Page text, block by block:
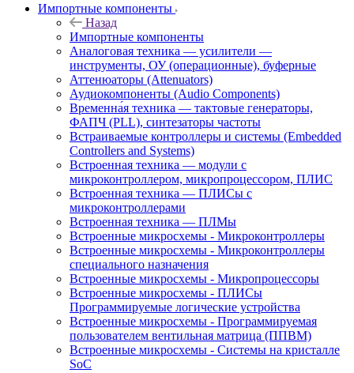
Импортные компоненты
Назад
Импортные компоненты
Аналоговая техника — усилители —
инструменты, ОУ (операционные), буферные
Аттенюаторы (Attenuators)
Аудиокомпоненты (Audio Components)
Временна́я техника — тактовые генераторы,
ФАПЧ (PLL), синтезаторы частоты
Встраиваемые контроллеры и системы (Embedded
Controllers and Systems)
Встроенная техника — модули с
микроконтроллером, микропроцессором, ПЛИС
Встроенная техника — ПЛИСы с
микроконтроллерами
Встроенная техника — ПЛМы
Встроенные микросхемы - Микроконтроллеры
Встроенные микросхемы - Микроконтроллеры
специального назначения
Встроенные микросхемы - Микропроцессоры
Встроенные микросхемы - ПЛИСы
Программируемые логические устройства
Встроенные микросхемы - Программируемая
пользователем вентильная матрица (ППВМ)
Встроенные микросхемы - Системы на кристалле
SoC